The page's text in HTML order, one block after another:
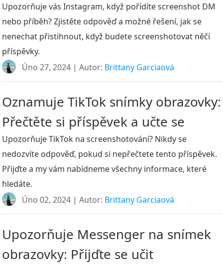
Upozorňuje vás Instagram, když pořídíte screenshot DM
nebo příběh? Zjistěte odpověď a možné řešení, jak se
nenechat přistihnout, když budete screenshotovat něčí
příspěvky.
Úno 27, 2024 | Autor: Brittany Garciaová
Oznamuje TikTok snímky obrazovky:
Přečtěte si příspěvek a učte se
Upozorňuje TikTok na screenshotování? Nikdy se
nedozvíte odpověď, pokud si nepřečtete tento příspěvek.
Přijďte a my vám nabídneme všechny informace, které
hledáte.
Úno 02, 2024 | Autor: Brittany Garciaová
Upozorňuje Messenger na snímek
obrazovky: Přijďte se učit